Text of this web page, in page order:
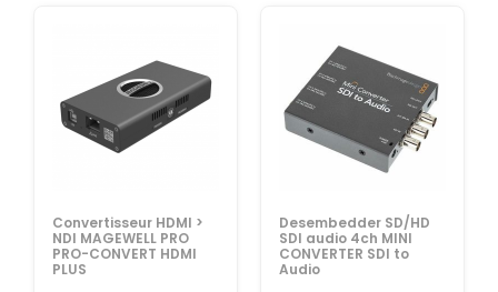
Convertisseur HDMI >
NDI MAGEWELL PRO
PRO-CONVERT HDMI
PLUS
Desembedder SD/HD
SDI audio 4ch MINI
CONVERTER SDI to
Audio